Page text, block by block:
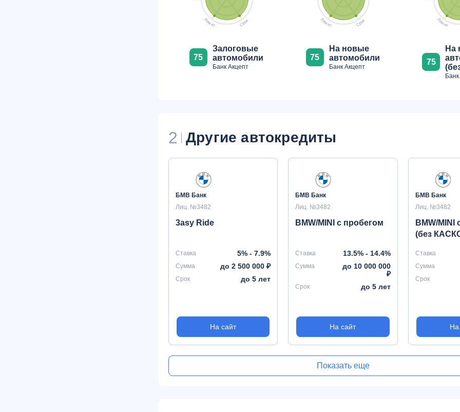
Сро
к
Лимит
75
Залоговые
автомобили
Банк Акцепт
Сро
к
Лимит
75
На новые
автомобили
Банк Акцепт
Лимит
75
На
2 Другие автокредиты
БМВ Банк
Лиц. №3482
3asy Ride
Ставка 5% - 7.9%
Сумма до 2 500 000 ₽
Срок до 5 лет
На сайт
БМВ Банк
Лиц. №3482
BMW/MINI с пробегом
Ставка 13.5% - 14.4%
Сумма
до 10 000 000
₽
Срок до 5 лет
На сайт
БМВ Банк
Лиц. №3482
BMW/MINI
(без
Ставка
Сумма
Срок
На
Показать еще